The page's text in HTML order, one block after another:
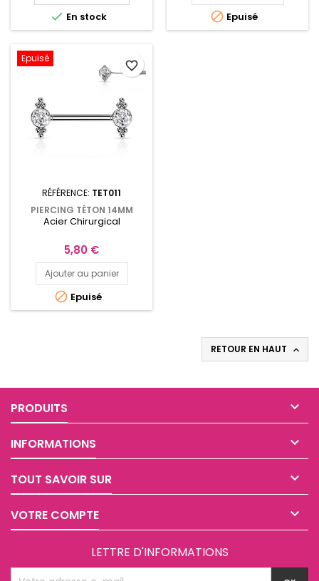
 En stock  Epuisé
Epuisé
RÉFÉRENCE: TET011
PIERCING TÉTON 14MM
AVEC ZIRCONIUMS BLANCS
Acier Chirurgical
Prix
5,80 €
Ajouter au panier
 Epuisé
favorite_border
RETOUR EN HAUT 
PRODUITS 
INFORMATIONS 
TOUT SAVOIR SUR 
VOTRE COMPTE 
LETTRE D'INFORMATIONS